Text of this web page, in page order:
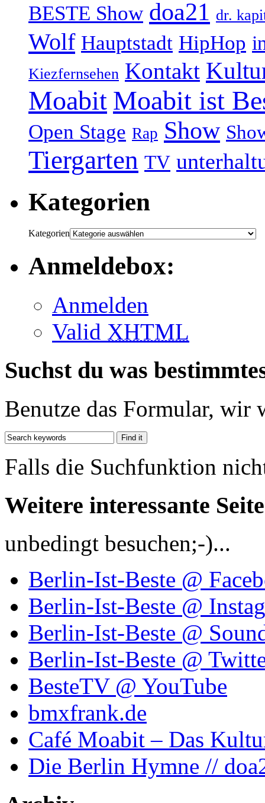
BESTE Show doa21 dr.
Wolf Hauptstadt HipHop
Kiezfernsehen Kontakt
Moabit Moabit ist
Open Stage Rap Show
Tiergarten TV
Kategorien
Kategorien
Anmeldebox:
Anmelden
Valid XHTML
Suchst du was
Benutze das Formular, wir
Falls die Suchfunktion
Weitere interessante
unbedingt besuchen;-)...
Berlin-Ist-Beste @
Berlin-Ist-Beste @
Berlin-Ist-Beste @
Berlin-Ist-Beste @
BesteTV @ YouTube
bmxfrank.de
Café Moabit – Das
Die Berlin Hymne //